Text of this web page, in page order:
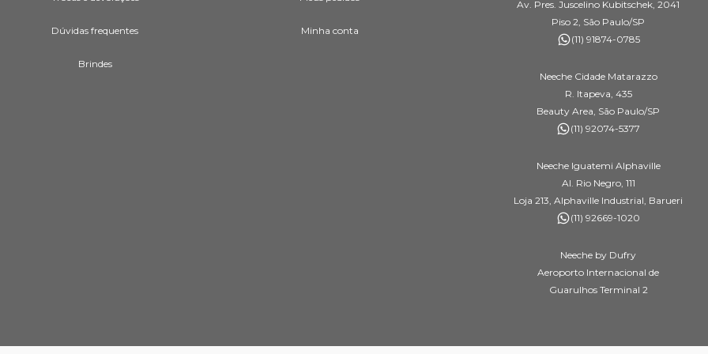
Dúvidas frequentes
Brindes
Minha conta
Av. Pres. Juscelino Kubitschek, 2041
Piso 2, São Paulo/SP
(11) 91874-0785
Neeche Cidade Matarazzo
R. Itapeva, 435
Beauty Area, São Paulo/SP
(11) 92074-5377
Neeche Iguatemi Alphaville
Al. Rio Negro, 111
Loja 213, Alphaville Industrial, Barueri
(11) 92669-1020
Neeche by Dufry
Aeroporto Internacional de
Guarulhos Terminal 2